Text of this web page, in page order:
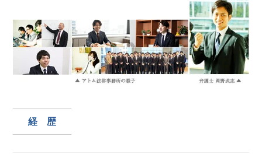
経 歴